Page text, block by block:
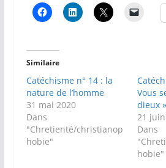
Similaire
Catéchisme n° 14 : la
nature de l’homme
31 mai 2020
Dans
"Chretienté/christianop
hobie"
Vous
dieux »
21
Dans
hobie"